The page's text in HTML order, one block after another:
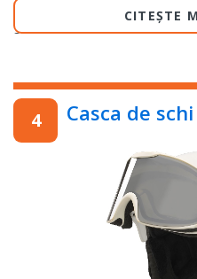
modern și elegant, fiind
schi.
cască este construită
calitate, rezistent și
avea încredere că vei fi în
de coborârile tale preferate.
Căștile noastre de schi
concepute pentru a fi
înseamnă că nu vei fi
Interiorul moale și căptușit
CITEȘTE
Casca de